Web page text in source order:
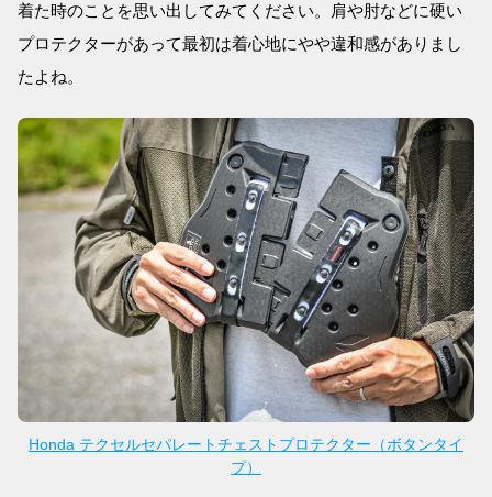
着た時のことを思い出してみてください。肩や肘などに硬い
プロテクターがあって最初は着心地にやや違和感がありまし
たよね。
Honda テクセルセパレートチェストプロテクター（ボタンタイ
プ）